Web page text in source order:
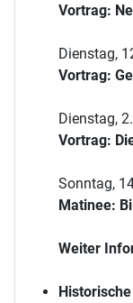
Vortrag:
Dienstag,
Vortrag:
Dienstag,
Vortrag:
Sonntag,
Matinee:
Weiter